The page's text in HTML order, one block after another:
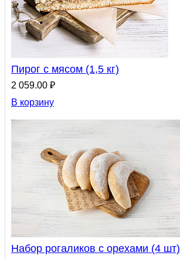
Пирог с мясом (1,5 кг)
2 059.00 ₽
В корзину
Набор рогаликов с орехами (4 шт)